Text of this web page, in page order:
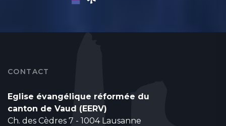
CONTACT
Eglise évangélique réformée du
canton de Vaud (EERV)
Ch. des Cèdres 7 - 1004 Lausanne